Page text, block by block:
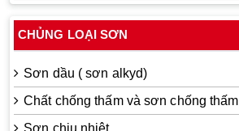
CHỦNG LOẠI SƠN
Sơn dầu ( sơn alkyd)
Chất chống thấm và sơn chống thấm